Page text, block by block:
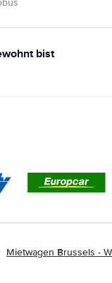
bist
Mietwagen Brussels -